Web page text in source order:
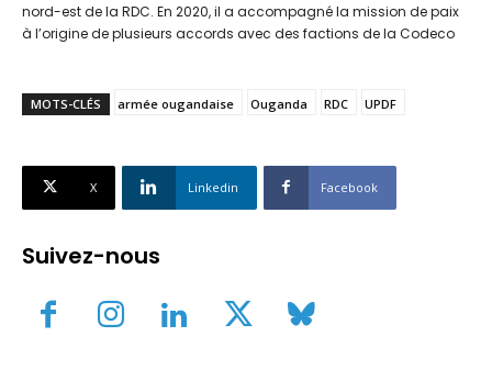
nord-est de la RDC. En 2020, il a accompagné la mission de paix
à l’origine de plusieurs accords avec des factions de la Codeco
MOTS-CLÉS armée ougandaise Ouganda RDC UPDF
X Linkedin Facebook
Suivez-nous